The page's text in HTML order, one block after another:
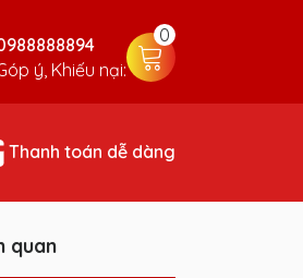
ý, Khiếu nại:
0
Thanh toán dễ dàng
quan